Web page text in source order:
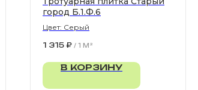
город Б.1.Ф.6
Цвет: Серый
1 315 ₽ / 1 M²
В КОРЗИНУ